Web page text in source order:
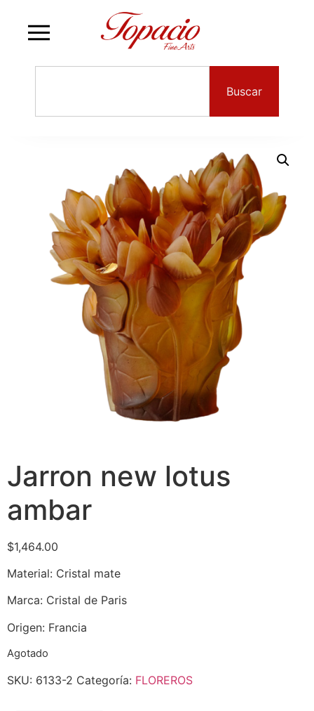
Buscar
Jarron new lotus
ambar
$1,464.00
Material: Cristal mate
Marca: Cristal de Paris
Origen: Francia
Agotado
SKU: 6133-2 Categoría: FLOREROS